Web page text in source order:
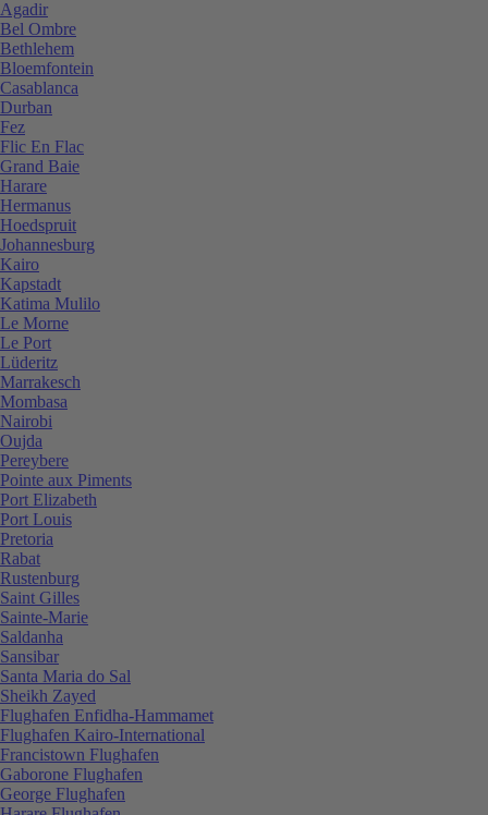
Agadir
Bel Ombre
Bethlehem
Bloemfontein
Casablanca
Durban
Fez
Flic En Flac
Grand Baie
Harare
Hermanus
Hoedspruit
Johannesburg
Kairo
Kapstadt
Katima Mulilo
Le Morne
Le Port
Lüderitz
Marrakesch
Mombasa
Nairobi
Oujda
Pereybere
Pointe aux Piments
Port Elizabeth
Port Louis
Pretoria
Rabat
Rustenburg
Saint Gilles
Sainte-Marie
Saldanha
Sansibar
Santa Maria do Sal
Sheikh Zayed
Flughafen Enfidha-Hammamet
Flughafen Kairo-International
Francistown Flughafen
Gaborone Flughafen
George Flughafen